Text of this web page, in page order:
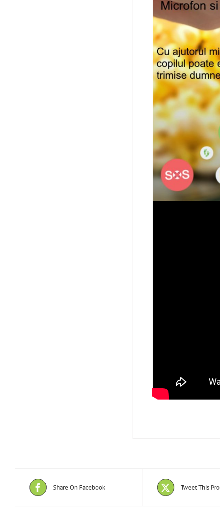
Share On Facebook Tweet This